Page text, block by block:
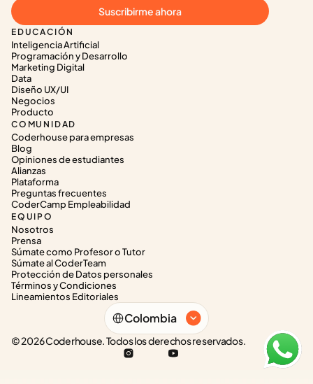
EDUCACIÓN
Inteligencia Artificial
Programación y Desarrollo
Marketing Digital
Data
Diseño UX/UI
Negocios
Producto
COMUNIDAD
Coderhouse para empresas
Blog
Opiniones de estudiantes
Alianzas
Plataforma
Preguntas frecuentes
CoderCamp Empleabilidad
EQUIPO
Nosotros
Prensa
Súmate como Profesor o Tutor
Súmate al CoderTeam
Protección de Datos personales
Términos y Condiciones
Lineamientos Editoriales
Suscribirme ahora
Select Language
Colombia
© 2026 Coderhouse. Todos los derechos reservados.